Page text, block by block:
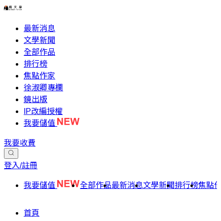
最新消息
文學新聞
全部作品
排行榜
焦點作家
徐淑卿專欄
鏡出版
IP改編授權
我要儲值
我要收費
登入/註冊
我要儲值 全部作品最新消息文學新聞排行榜焦點
首頁